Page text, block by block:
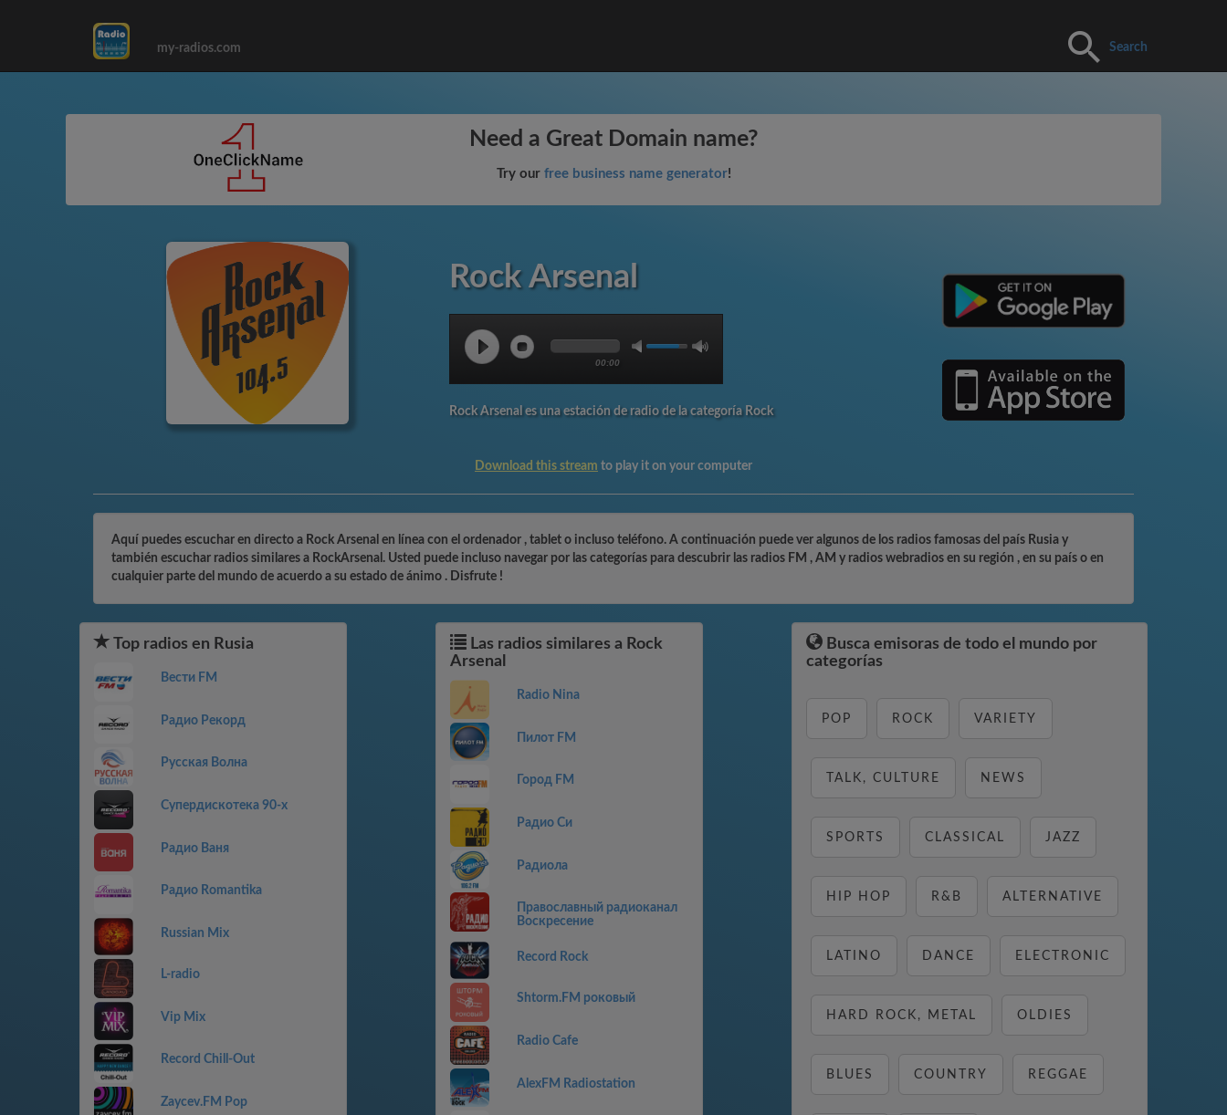
my-radios.com Search
Need a Great Domain name?
Try our free business name generator!
Rock Arsenal
00:00
Rock Arsenal es una estación de radio de la categoría Rock
Download this stream to play it on your computer
Aquí puedes escuchar en directo a Rock Arsenal en línea con el ordenador , tablet o incluso teléfono. A continuación puede ver algunos de los radios famosas del país Rusia y
también escuchar radios similares a RockArsenal. Usted puede incluso navegar por las categorías para descubrir las radios FM , AM y radios webradios en su región , en su país o en
cualquier parte del mundo de acuerdo a su estado de ánimo . Disfrute !
Top radios en Rusia
Вести FM
Радио Рекорд
Русская Волна
Супердискотека 90-х
Радио Ваня
Радио Romantika
Russian Mix
L-radio
Vip Mix
Record Chill-Out
Zaycev.FM Pop
Las radios similares a Rock
Arsenal
Radio Nina
Пилот FM
Город FM
Радио Си
Радиола
Православный радиоканал
Воскресение
Record Rock
Shtorm.FM роковый
Radio Cafe
AlexFM Radiostation
Busca emisoras de todo el mundo por
categorías
POP ROCK VARIETY
TALK, CULTURE NEWS
SPORTS CLASSICAL JAZZ
HIP HOP R&B ALTERNATIVE
LATINO DANCE ELECTRONIC
HARD ROCK, METAL OLDIES
BLUES COUNTRY REGGAE